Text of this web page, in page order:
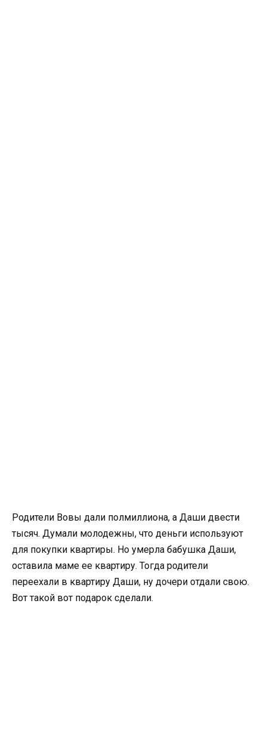
Родители Вовы дали полмиллиона, а Даши двести
тысяч. Думали молодежны, что деньги используют
для покупки квартиры. Но умерла бабушка Даши,
оставила маме ее квартиру. Тогда родители
переехали в квартиру Даши, ну дочери отдали свою.
Вот такой вот подарок сделали.